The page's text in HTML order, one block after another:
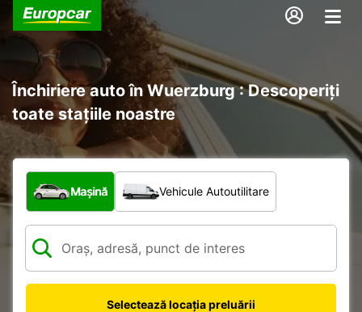
Închiriere auto în Wuerzburg : Descoperiți
toate stațiile noastre
Ce tip de vehicul?
Mașină Vehicule Autoutilitare
Selectează locația preluării